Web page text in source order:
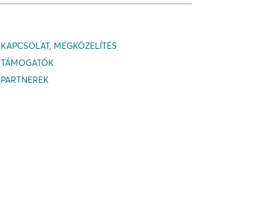
KAPCSOLAT, MEGKÖZELÍTÉS
TÁMOGATÓK
PARTNEREK